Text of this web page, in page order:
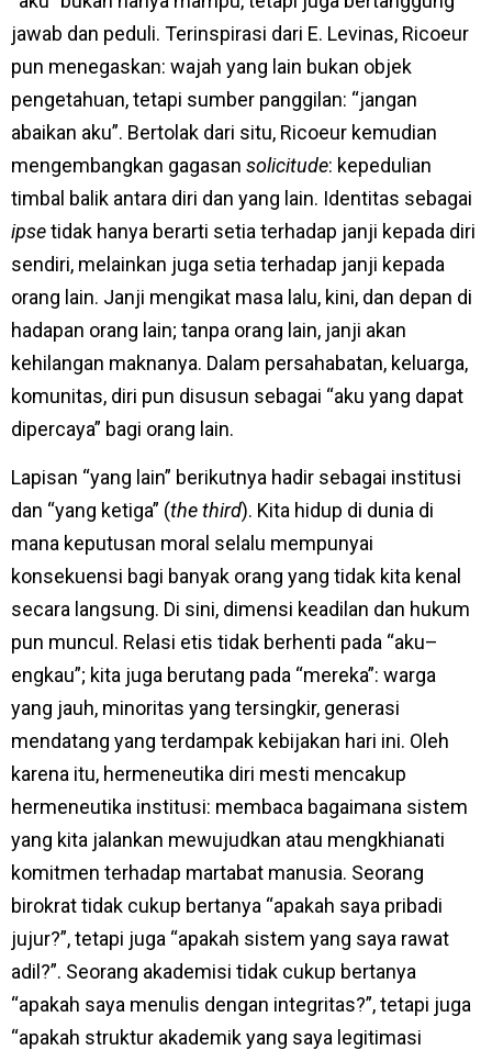
jawab dan peduli. Terinspirasi dari E. Levinas, Ricoeur
pun menegaskan: wajah yang lain bukan objek
pengetahuan, tetapi sumber panggilan: “jangan
abaikan aku”. Bertolak dari situ, Ricoeur kemudian
mengembangkan gagasan solicitude: kepedulian
timbal balik antara diri dan yang lain. Identitas sebagai
ipsetidak hanya berarti setia terhadap janji kepada diri
sendiri, melainkan juga setia terhadap janji kepada
orang lain. Janji mengikat masa lalu, kini, dan depan di
hadapan orang lain; tanpa orang lain, janji akan
kehilangan maknanya. Dalam persahabatan, keluarga,
komunitas, diri pun disusun sebagai “aku yang dapat
dipercaya” bagi orang lain.
Lapisan “yang lain” berikutnya hadir sebagai institusi
dan “yang ketiga” (the third). Kita hidup di dunia di
mana keputusan moral selalu mempunyai
konsekuensi bagi banyak orang yang tidak kita kenal
secara langsung. Di sini, dimensi keadilan dan hukum
pun muncul. Relasi etis tidak berhenti pada “aku–
engkau”; kita juga berutang pada “mereka”: warga
yang jauh, minoritas yang tersingkir, generasi
mendatang yang terdampak kebijakan hari ini. Oleh
karena itu, hermeneutika diri mesti mencakup
hermeneutika institusi: membaca bagaimana sistem
yang kita jalankan mewujudkan atau mengkhianati
komitmen terhadap martabat manusia. Seorang
birokrat tidak cukup bertanya “apakah saya pribadi
jujur?”, tetapi juga “apakah sistem yang saya rawat
adil?”. Seorang akademisi tidak cukup bertanya
“apakah saya menulis dengan integritas?”, tetapi juga
“apakah struktur akademik yang saya legitimasi